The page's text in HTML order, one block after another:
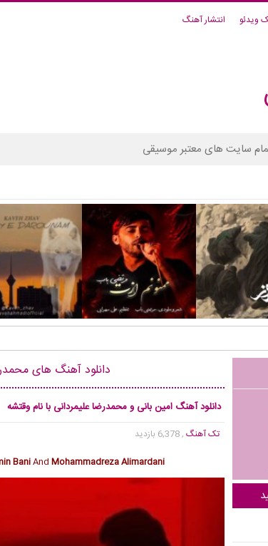
ویدئو انتشار آهنگ
سایت های معتبر موسیقی
دانلود آهنگ های
دانلود آهنگ امین بانی و محمدرضا علیمردانی با نام وقتشه
تک آهنگ, 6,378 بازدید
BaniAnd Mohammadreza Alimardani